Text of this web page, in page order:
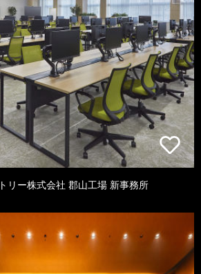
リー株式会社 郡山工場 新事務所